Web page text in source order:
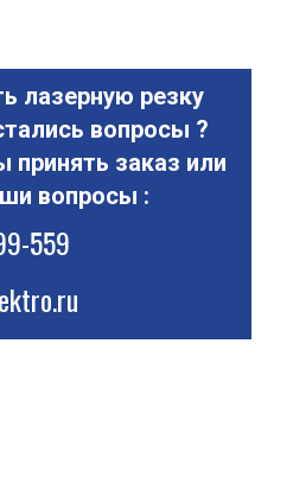
лазерную резку
вопросы ?
заказ или
вопросы :
559